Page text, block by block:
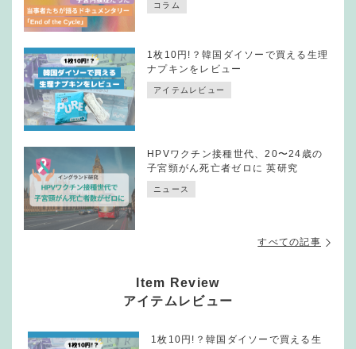
コラム
1枚10円!？韓国ダイソーで買える生理
ナプキンをレビュー
アイテムレビュー
HPVワクチン接種世代、20〜24歳の
子宮頸がん死亡者ゼロに 英研究
ニュース
すべての記事
Item Review
アイテムレビュー
1枚10円!？韓国ダイソーで買える生